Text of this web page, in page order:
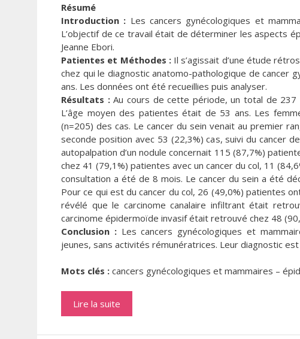
Résumé
Introduction : Les cancers gynécologiques et
L’objectif de ce travail était de déterminer les aspects
Jeanne Ebori.
Patientes et Méthodes :Il s’agissait d’une étude
chez qui le diagnostic anatomo-pathologique de cancer
ans. Les données ont été recueillies puis analyser.
Résultats :Au cours de cette période, un total de 237
L’âge moyen des patientes était de 53 ans. Les
(n=205) des cas. Le cancer du sein venait au premier
seconde position avec 53 (22,3%) cas, suivi du cancer
autopalpation d’un nodule concernait 115 (87,7%)
chez 41 (79,1%) patientes avec un cancer du col, 11
consultation a été de 8 mois. Le cancer du sein a été
Pour ce qui est du cancer du col, 26 (49,0%) patientes
révélé que le carcinome canalaire infiltrant était
carcinome épidermoïde invasif était retrouvé chez 48
Conclusion :Les cancers gynécologiques et
jeunes, sans activités rémunératrices. Leur diagnostic
Mots clés : cancers gynécologiques et mammaires –
Lire la suite